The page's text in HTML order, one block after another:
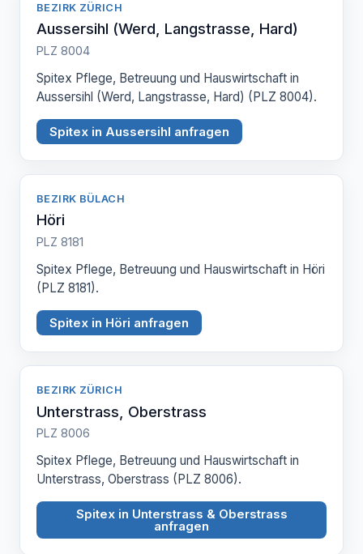
BEZIRK ZÜRICH
Aussersihl (Werd, Langstrasse, Hard)
PLZ 8004
Spitex Pflege, Betreuung und Hauswirtschaft in
Aussersihl (Werd, Langstrasse, Hard) (PLZ 8004).
Spitex in Aussersihl anfragen
BEZIRK BÜLACH
Höri
PLZ 8181
Spitex Pflege, Betreuung und Hauswirtschaft in Höri
(PLZ 8181).
Spitex in Höri anfragen
BEZIRK ZÜRICH
Unterstrass, Oberstrass
PLZ 8006
Spitex Pflege, Betreuung und Hauswirtschaft in
Unterstrass, Oberstrass (PLZ 8006).
Spitex in Unterstrass & Oberstrass
anfragen